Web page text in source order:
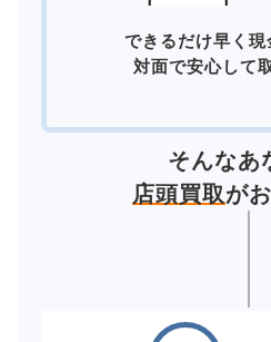
できるだけ早く現
対面で安心して
そんなあ
店頭買取が